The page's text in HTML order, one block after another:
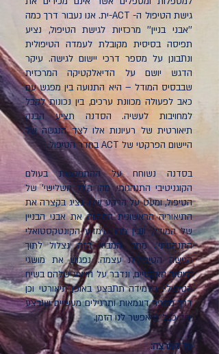
גישת הטיפול ה- ACT-ית. אנו נעבור דרך כמה
''אבני בניין'' מרכזיות לגישת הטיפול, נציע
תפיסה בסיסית מקובלת לעמדה הטיפולית
ונתבונן על מספר דרכי יישום לגישה. עיקר
הדגש יושם על הדיאלקטיקה המרכזית
שבבסיס המודל – היא התנועה בין מפגש עם
כאב לפעולה מכוונת ערכים, בין נכונות לקבל
למחויבות לעשיה. הסדנה תציע הבנה
תיאורטית של רעיונות אלו לצד הנגשה של
היישום הפרקטי של ACT בחדר הטיפול.
בסדנה נשוחח על ההתמקמות בעולם
הקוגניטיבי התנהגותי, מהו ה'גל השלישי' של
הטיפול, ומעט על הרקע שלו. נציג בקצרה את
התיאוריה הראשונית המהווה את אבני הבניין
של המודל, ונבין מהו ה'מדע הקונטקסטואלי
התנהגותי'. מתוך המבוא הזה נצלול לתוך
הגישה הטיפולית עצמה. נפגוש את מושגי
הייסוד האקטיים, ונדבר על הייצוג שלהם בשיח
הטיפולי. הלמידה תתבצע באופן תיאורטי וכן
דרך מספר דוגמאות ותרגילים מעשיים שנבצע
יחד ככל שיאפשר לנו הזמן.
על המרצה: